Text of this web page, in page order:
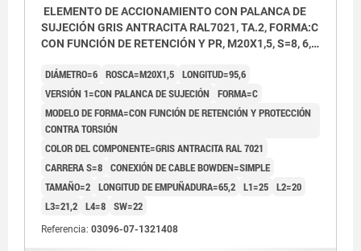
ELEMENTO DE ACCIONAMIENTO CON PALANCA DE
SUJECIÓN GRIS ANTRACITA RAL7021, TA.2, FORMA:C
CON FUNCIÓN DE RETENCIÓN Y PR, M20X1,5, S=8, 6,
COMP:TERMOPLÁSTICO
DIÁMETRO=6 ROSCA=M20X1,5 LONGITUD=95,6
VERSIÓN 1=CON PALANCA DE SUJECIÓN FORMA=C
MODELO DE FORMA=CON FUNCIÓN DE RETENCIÓN Y PROTECCIÓN
CONTRA TORSIÓN
COLOR DEL COMPONENTE=GRIS ANTRACITA RAL 7021
CARRERA S=8 CONEXIÓN DE CABLE BOWDEN=SIMPLE
TAMAÑO=2 LONGITUD DE EMPUÑADURA=65,2 L1=25 L2=20
L3=21,2 L4=8 SW=22
Referencia: 03096-07-1321408